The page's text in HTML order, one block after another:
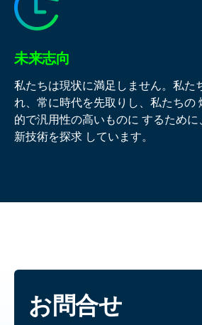
未来志向
私たちは現状に満足しません。私た
れ、常に時代を先取りし、私たちの
的で汎用性の高いものに するため
新技術を探求 しています。
お問合せ